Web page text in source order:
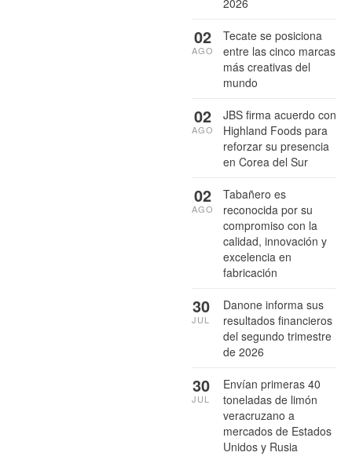
2026
Tecate se posiciona
entre las cinco marcas
más creativas del
mundo
02
AGO
JBS firma acuerdo con
Highland Foods para
reforzar su presencia
en Corea del Sur
02
AGO
Tabañero es
reconocida por su
compromiso con la
calidad, innovación y
excelencia en
fabricación
02
AGO
Danone informa sus
resultados financieros
del segundo trimestre
de 2026
30
JUL
Envían primeras 40
toneladas de limón
veracruzano a
mercados de Estados
Unidos y Rusia
30
JUL